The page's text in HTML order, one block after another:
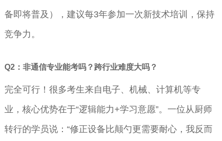
备即将普及），建议每3年参加一次新技术培训，保持
竞争力。
Q2：非通信专业能考吗？跨行业难度大吗？
完全可行！很多考生来自电子、机械、计算机等专
业，核心优势在于“逻辑能力+学习意愿”。一位从厨师
转行的学员说：“修正设备比颠勺更需要耐心，我反而